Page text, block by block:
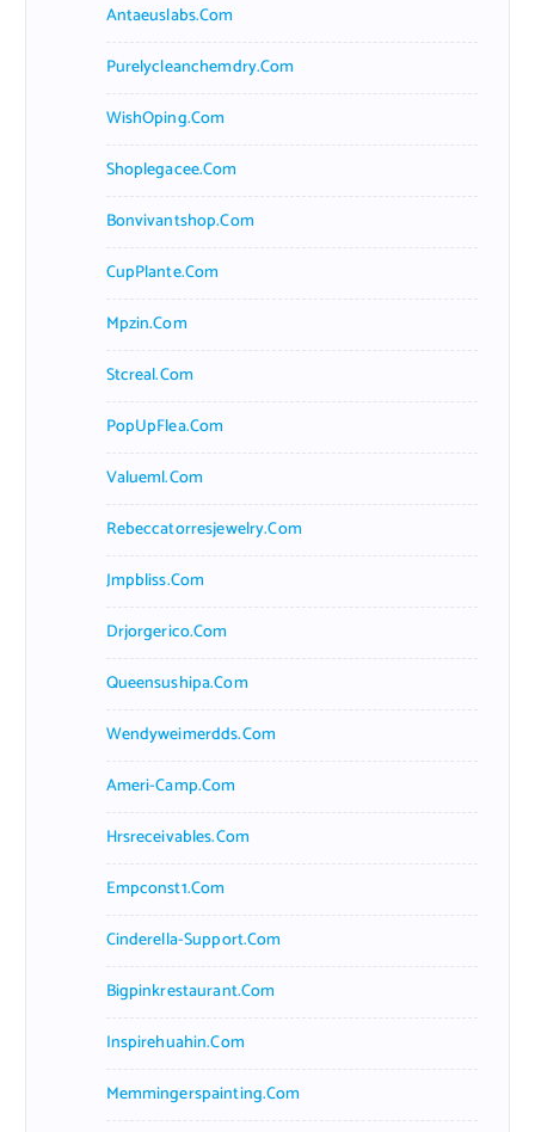
Antaeuslabs.com
Purelycleanchemdry.com
WishOping.com
Shoplegacee.com
Bonvivantshop.com
CupPlante.com
Mpzin.com
Stcreal.com
PopUpFlea.com
Valueml.com
Rebeccatorresjewelry.com
Jmpbliss.com
Drjorgerico.com
Queensushipa.com
Wendyweimerdds.com
Ameri-Camp.com
Hrsreceivables.com
Empconst1.com
Cinderella-Support.com
Bigpinkrestaurant.com
Inspirehuahin.com
Memmingerspainting.com